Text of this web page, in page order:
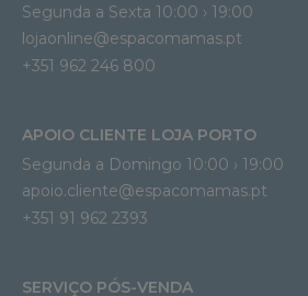
Segunda a Sexta 10:00 › 19:00
lojaonline@espacomamas.pt
+351 962 246 800
APOIO CLIENTE LOJA PORTO
Segunda a Domingo 10:00 › 19:00
apoio.cliente@espacomamas.pt
+351 91 962 2393
SERVIÇO PÓS-VENDA